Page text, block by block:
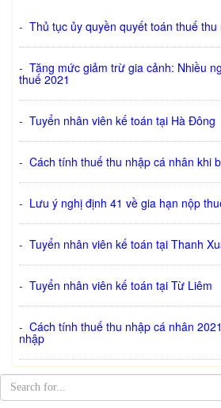
- Thủ tục ủy quyền quyết toán thuế thu
- Tăng mức giảm trừ gia cảnh: Nhiều
thuế 2021
- Tuyển nhân viên kế toán tại Hà Đông
- Cách tính thuế thu nhập cá nhân khi
- Lưu ý nghị định 41 về gia hạn nộp
- Tuyển nhân viên kế toán tại Thanh
- Tuyển nhân viên kế toán tại Từ Liêm
- Cách tính thuế thu nhập cá nhân
nhập